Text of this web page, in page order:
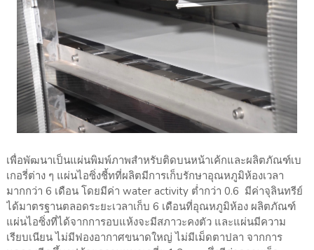
เพื่อพัฒนาเป็นแผ่นพิมพ์ภาพสำหรับติดบนหน้าเค้กและผลิตภัณฑ์เบ
เกอรี่ต่าง ๆ แผ่นไอซิ่งชี้ทที่ผลิตมีการเก็บรักษาอุณหภูมิห้องเวลา
มากกว่า 6 เดือน โดยมีค่า water activity ต่ำกว่า 0.6 มีค่าจุลินทรีย์
ได้มาตรฐานตลอดระยะเวลาเก็บ 6 เดือนที่อุณหภูมิห้อง ผลิตภัณฑ์
แผ่นไอซิ่งที่ได้จากการอบแห้งจะมีสภาวะคงตัว และแผ่นมีความ
เรียบเนียน ไม่มีฟองอากาศขนาดใหญ่ ไม่มีเม็ดตาปลา จากการ